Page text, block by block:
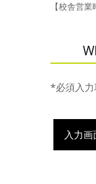
【校舎営
*必須入力
入力画